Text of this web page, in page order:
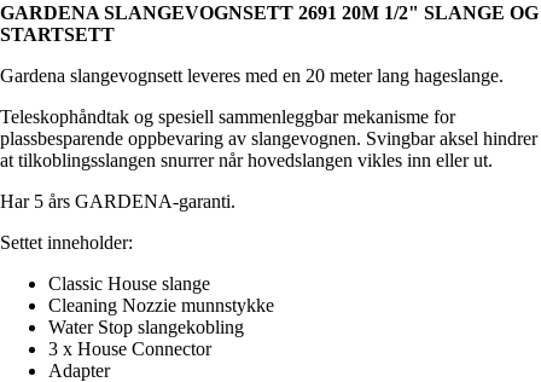
GARDENA SLANGEVOGNSETT 2691 20M 1/2" SLANGE OG
STARTSETT
Gardena slangevognsett leveres med en 20 meter lang hageslange.
Teleskophåndtak og spesiell sammenleggbar mekanisme for
plassbesparende oppbevaring av slangevognen. Svingbar aksel hindrer
at tilkoblingsslangen snurrer når hovedslangen vikles inn eller ut.
Har 5 års GARDENA-garanti.
Settet inneholder:
Classic House slange
Cleaning Nozzie munnstykke
Water Stop slangekobling
3 x House Connector
Adapter